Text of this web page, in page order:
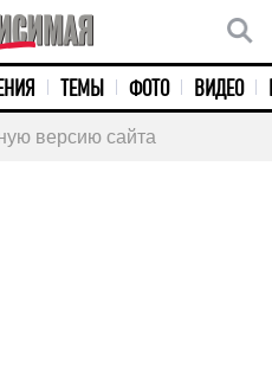
ТЕМЫ ФОТО ВИДЕО
версию сайта